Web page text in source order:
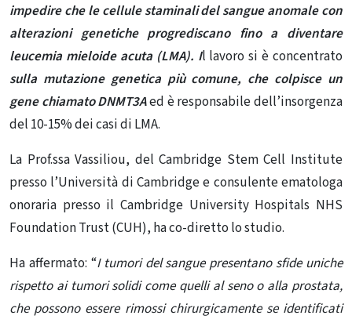
impedire chele cellule staminali del sangueanomale con
alterazioni genetiche progrediscano fino a diventare
leucemia mieloide acuta (LMA). Il lavoro si è concentrato
sulla mutazione genetica più comune, che colpisce un
gene chiamato DNMT3Aed è responsabile dell’insorgenza
del 10-15% dei casi di LMA.
La Prof.ssa Vassiliou, del Cambridge Stem Cell Institute
presso l’Università di Cambridge e consulente ematologa
onoraria presso il Cambridge University Hospitals NHS
Foundation Trust (CUH), ha co-diretto lo studio.
Ha affermato: “I tumori del sangue presentano sfide uniche
rispetto ai tumori solidi come quelli al seno o alla prostata,
che possono essere rimossi chirurgicamente se identificati